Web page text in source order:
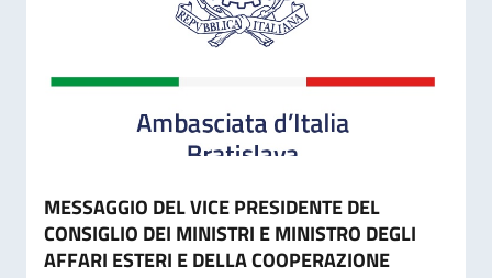
MESSAGGIO DEL VICE PRESIDENTE DEL
CONSIGLIO DEI MINISTRI E MINISTRO DEGLI
AFFARI ESTERI E DELLA COOPERAZIONE